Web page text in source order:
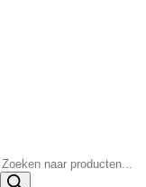
Producten
zoeken